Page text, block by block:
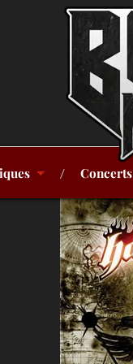
Concerts